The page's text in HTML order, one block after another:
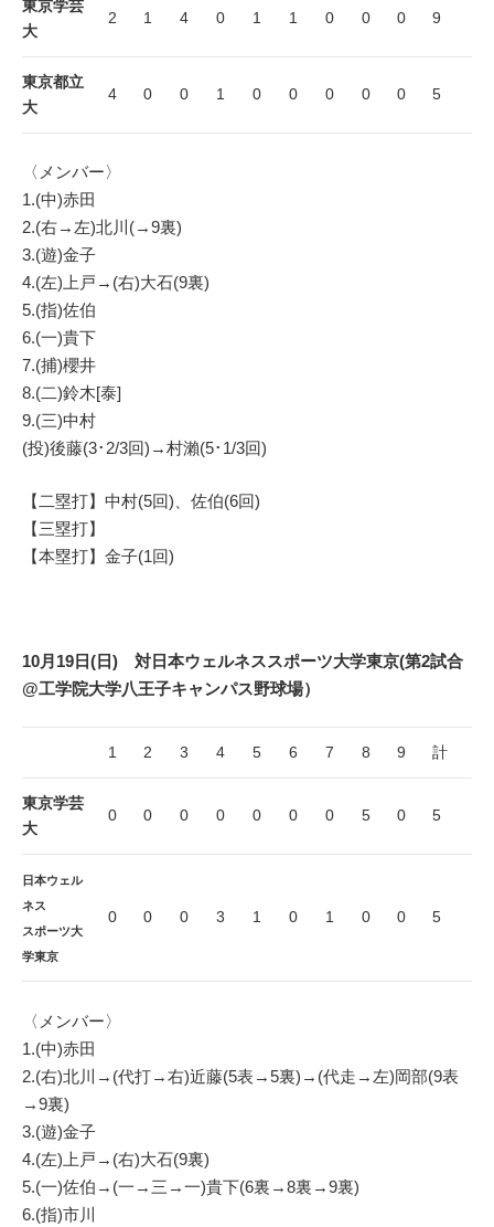
東京学芸
大
2 1 4 0 1 1 0 0 0 9
東京都立
大
4 0 0 1 0 0 0 0 0 5
〈メンバー〉
1.(中)赤田
2.(右→左)北川(→9裏)
3.(遊)金子
4.(左)上戸→(右)大石(9裏)
5.(指)佐伯
6.(一)貴下
7.(捕)櫻井
8.(二)鈴木[泰]
9.(三)中村
(投)後藤(3･2/3回)→村瀨(5･1/3回)
【二塁打】中村(5回)、佐伯(6回)
【三塁打】
【本塁打】金子(1回)
10月19日(日) 対日本ウェルネススポーツ大学東京(第2試合
@工学院大学八王子キャンパス野球場）
1 2 3 4 5 6 7 8 9 計
東京学芸
大
0 0 0 0 0 0 0 5 0 5
日本ウェル
ネス
スポーツ大
学東京
0 0 0 3 1 0 1 0 0 5
〈メンバー〉
1.(中)赤田
2.(右)北川→(代打→右)近藤(5表→5裏)→(代走→左)岡部(9表
→9裏)
3.(遊)金子
4.(左)上戸→(右)大石(9裏)
5.(一)佐伯→(一→三→一)貴下(6裏→8裏→9裏)
6.(指)市川